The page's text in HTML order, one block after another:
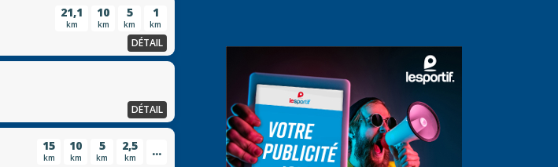
21,1
km
10
km
5
km
1
km
DÉTAIL
DÉTAIL
15
km
10
km
5
km
2,5
km ...